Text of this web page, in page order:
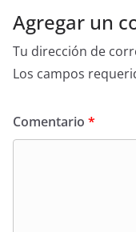
Agregar un
Tu dirección de
Los campos
Comentario *